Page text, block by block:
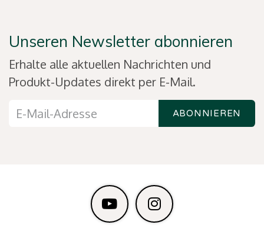
Unseren Newsletter abonnieren
Erhalte alle aktuellen Nachrichten und
Produkt-Updates direkt per E-Mail.
ABONNIEREN